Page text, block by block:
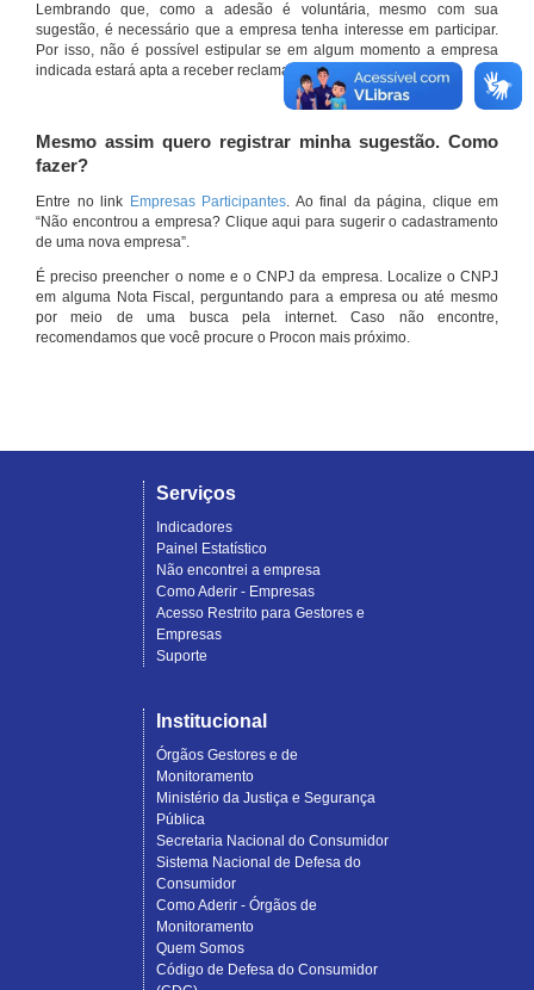
Lembrando que, como a adesão é voluntária, mesmo com sua
sugestão, é necessário que a empresa tenha interesse em participar.
Por isso, não é possível estipular se em algum momento a empresa
indicada estará apta a receber reclamações por meio do site.
Mesmo assim quero registrar minha sugestão. Como
fazer?
Entre no link Empresas Participantes. Ao final da página, clique em
“Não encontrou a empresa? Clique aqui para sugerir o cadastramento
de uma nova empresa”.
É preciso preencher o nome e o CNPJ da empresa. Localize o CNPJ
em alguma Nota Fiscal, perguntando para a empresa ou até mesmo
por meio de uma busca pela internet. Caso não encontre,
recomendamos que você procure o Procon mais próximo.
Serviços
Indicadores
Painel Estatístico
Não encontrei a empresa
Como Aderir - Empresas
Acesso Restrito para Gestores e
Empresas
Suporte
Institucional
Órgãos Gestores e de
Monitoramento
Ministério da Justiça e Segurança
Pública
Secretaria Nacional do Consumidor
Sistema Nacional de Defesa do
Consumidor
Como Aderir - Órgãos de
Monitoramento
Quem Somos
Código de Defesa do Consumidor